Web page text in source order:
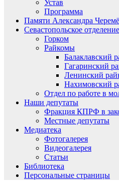
Устав
Программа
Памяти Александра
Севастопольское отделение
Горком
Райкомы
Балаклавский
Гагаринский
Ленинский
Нахимовский
Отдел по работе в
Наши депутаты
Фракция КПРФ в
Местные депутаты
Медиатека
Фотогалерея
Видеогалерея
Статьи
Библиотека
Персональные страницы